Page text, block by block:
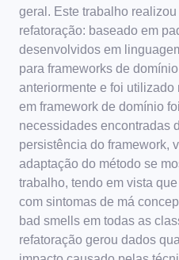
geral. Este trabalho
refatoração: baseado em
desenvolvidos em
para frameworks de
anteriormente e foi
em framework de domínio
necessidades encontradas
persistência do framework,
adaptação do método se
trabalho, tendo em vista
com sintomas de má
bad smells em todas as
refatoração gerou dados